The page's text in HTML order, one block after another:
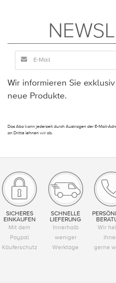
Wir informieren Sie
neue Produkte.
Das Abo kann jederzeit durch Austragen der E-Mail-
an Dritte lehnen wir ab.
SICHERES
EINKAUFEN
Mit dem
Paypal
Käuferschutz
SCHNELLE
LIEFERUNG
Innerhalb
weniger
Werktage
Wir
gerne